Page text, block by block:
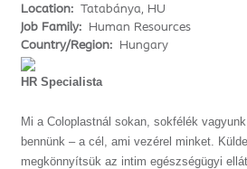
Location: Tatabánya, HU
Job Family: Human Resources
Country/Region: Hungary
HR Specialista
Mi a Coloplastnál sokan, sokfélék
bennünk – a cél, ami vezérel minket.
megkönnyítsük az intim egészségügyi